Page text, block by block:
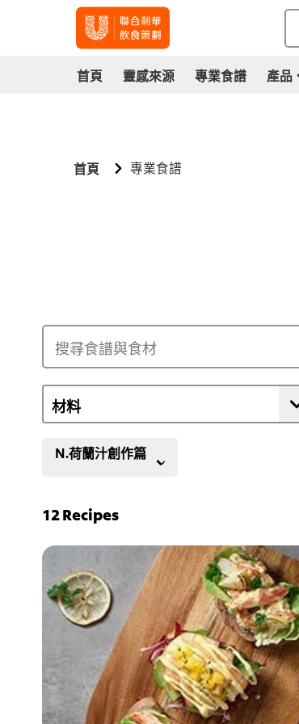
首頁 靈感來源 專業食譜 產品
首頁 專業食譜
N.荷蘭汁創作篇
12Recipes